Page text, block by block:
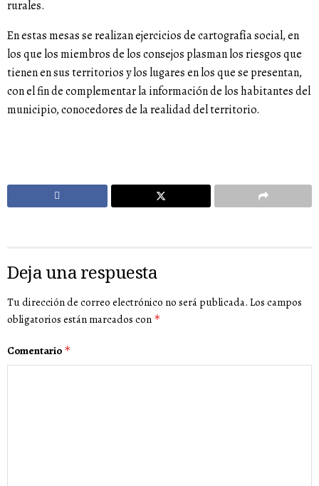
rurales.
En estas mesas se realizan ejercicios de cartografía social, en
los que los miembros de los consejos plasman los riesgos que
tienen en sus territorios y los lugares en los que se presentan,
con el fin de complementar la información de los habitantes del
municipio, conocedores de la realidad del territorio.
Deja una respuesta
Tu dirección de correo electrónico no será publicada. Los campos
obligatorios están marcados con *
Comentario *